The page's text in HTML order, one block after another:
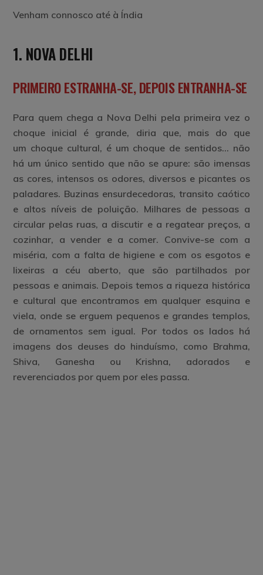
Venham connosco até à Índia
1. NOVA DELHI
PRIMEIRO ESTRANHA-SE, DEPOIS ENTRANHA-SE
Para quem chega a Nova Delhi pela primeira vez o
choque inicial é grande, diria que, mais do que
um choque cultural, é um choque de sentidos… não
há um único sentido que não se apure: são imensas
as cores, intensos os odores, diversos e picantes os
paladares. Buzinas ensurdecedoras, transito caótico
e altos níveis de poluição. Milhares de pessoas a
circular pelas ruas, a discutir e a regatear preços, a
cozinhar, a vender e a comer. Convive-se com a
miséria, com a falta de higiene e com os esgotos e
lixeiras a céu aberto, que são partilhados por
pessoas e animais. Depois temos a riqueza histórica
e cultural que encontramos em qualquer esquina e
viela, onde se erguem pequenos e grandes templos,
de ornamentos sem igual. Por todos os lados há
imagens dos deuses do hinduísmo, como Brahma,
Shiva, Ganesha ou Krishna, adorados e
reverenciados por quem por eles passa.